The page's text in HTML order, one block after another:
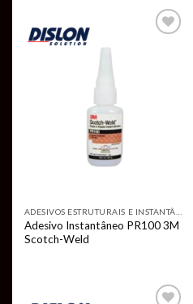
Adesivo Instantâneo PR100 3M
Scotch-Weld